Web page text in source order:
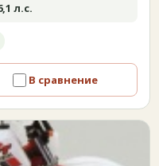
л.с.
В сравнение